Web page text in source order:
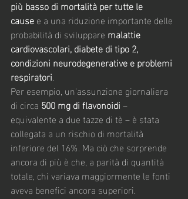
più basso di mortalità per tutte le
cause e a una riduzione importante delle
probabilità di sviluppare malattie
cardiovascolari, diabete di tipo 2,
condizioni neurodegenerative e problemi
respiratori.
Per esempio, un'assunzione giornaliera
di circa 500 mg di flavonoidi –
equivalente a due tazze di tè – è stata
collegata a un rischio di mortalità
inferiore del 16%. Ma ciò che sorprende
ancora di più è che, a parità di quantità
totale, chi variava maggiormente le fonti
aveva benefici ancora superiori.